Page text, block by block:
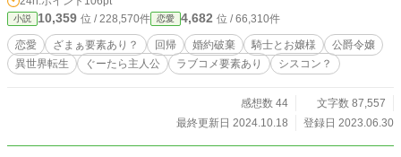
ごめんなさい…わ、私…でも、ずっと前からアッサム様が好きだったの！お姉様
を傷つけたくなくて……！」 頭が真っ白になった私はそのまま外へと飛びだし
て馬車に引かれてしまった。 私が血だらけで倒れていても、アッサム様は身籠
もっているキャンディの方を心配している。 あぁ……貴方はキャンディの方へ
行くのね… 真っ白なドレスが真っ赤に染まる。 最悪の結婚式だわ。 好きな人と
い……。 「俺はなんのために‥‥」 セイロンは‥‥冷たい男だと思っていたけ
小説 10,359 位 / 228,570件 恋愛 4,682 位 / 66,310件
恋愛 ざまぁ要素あり？ 回帰 婚約破棄 騎士とお嬢様
公爵令嬢
異世界転生
ぐーたら主人公 ラブコメ要素あり シスコン？
感想数 44
文字数 87,557
最終更新日 2024.10.18
登録日 2023.06.30